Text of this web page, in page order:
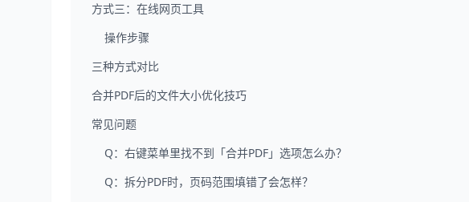
方式三：在线网页工具
操作步骤
三种方式对比
合并PDF后的文件大小优化技巧
常见问题
Q：右键菜单里找不到「合并PDF」选项怎么办？
Q：拆分PDF时，页码范围填错了会怎样？